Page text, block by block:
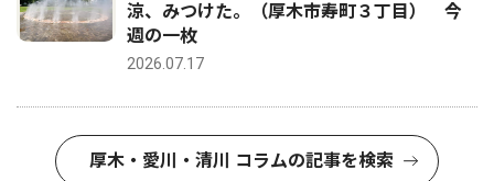
涼、みつけた。（厚木市寿町３丁目） 今
週の一枚
2026.07.17
厚木・愛川・清川 コラムの記事を検索